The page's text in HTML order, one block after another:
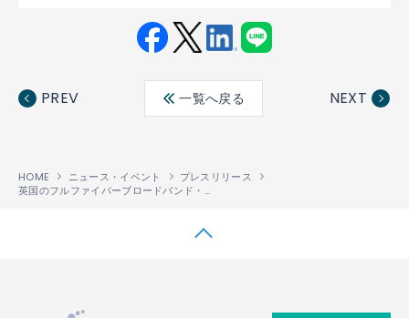
ebo ter
edin
PREV 一覧へ戻る NEXT
HOME ニュース・イベント
プレスリリース
英国のフルファイバーブロードバンド・プロバイダーのBrnkが、IP Infusionの「OcNOS®」を採用